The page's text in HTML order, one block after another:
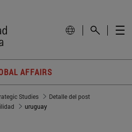
AFFAIRS
Studies
Detalle del post
uruguay